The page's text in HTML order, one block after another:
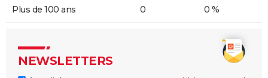
Plus de 100 ans 0 0 %
NEWSLETTERS